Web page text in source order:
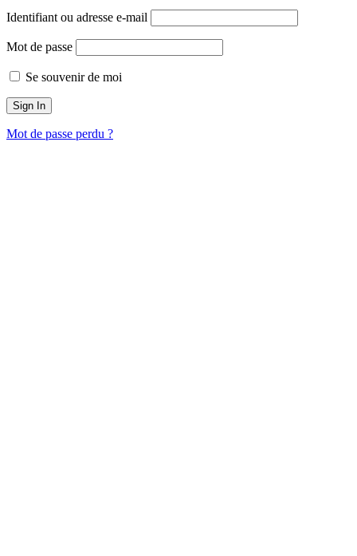
Identifiant ou adresse e-mail
Mot de passe
Se souvenir de moi
Mot de passe perdu ?